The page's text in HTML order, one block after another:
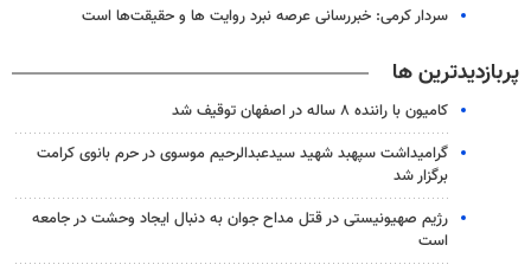
سردار کرمی: خبررسانی عرصه نبرد روایت ها و حقیقت‌ها است
پربازدیدترین ها
کامیون با راننده ۸ ساله در اصفهان توقیف شد
گرامیداشت سپهبد شهید سیدعبدالرحیم موسوی در حرم بانوی کرامت
برگزار شد
رژیم صهیونیستی در قتل مداح جوان به دنبال ایجاد وحشت در جامعه
است